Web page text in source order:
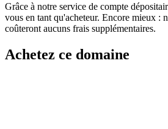
Grâce à notre service de compte
vous en tant qu'acheteur. Encore mieux :
coûteront aucuns frais supplémentaires.
Achetez ce domaine